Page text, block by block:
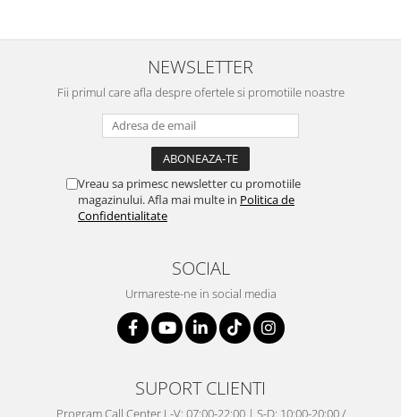
NEWSLETTER
Fii primul care afla despre ofertele si promotiile noastre
Vreau sa primesc newsletter cu promotiile
magazinului. Afla mai multe in Politica de
Confidentialitate
SOCIAL
Urmareste-ne in social media
SUPORT CLIENTI
Program Call Center L-V: 07:00-22:00 | S-D: 10:00-20:00 /